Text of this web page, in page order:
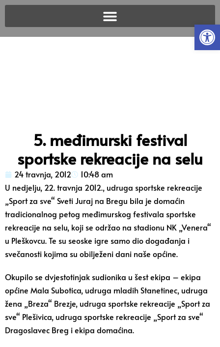
5. međimurski festival
sportske rekreacije na selu
24 travnja, 2012
10:48 am
U nedjelju, 22. travnja 2012., udruga sportske rekreacije
„Sport za sve“ Sveti Juraj na Bregu bila je domaćin
tradicionalnog petog međimurskog festivala sportske
rekreacije na selu, koji se održao na stadionu NK „Venera“
u Pleškovcu. Te su seoske igre samo dio događanja i
svečanosti kojima su obilježeni dani naše općine.
Okupilo se dvjestotinjak sudionika u šest ekipa – ekipa
općine Mala Subotica, udruga mladih Stanetinec, udruga
žena „Breza“ Brezje, udruga sportske rekreacije „Sport za
sve“ Plešivica, udruga sportske rekreacije „Sport za sve“
Dragoslavec Breg i ekipa domaćina.